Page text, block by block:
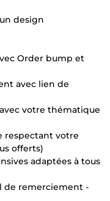
design
Order bump et
avec lien de
votre thématique
respectant votre
offerts)
adaptées à tous
de remerciement -